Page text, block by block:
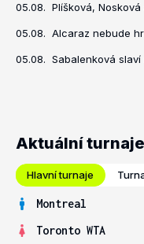
05.08. Plíšková,
05.08. Alcaraz nebude
05.08. Sabalenková
Aktuální turnaje
Hlavní turnaje
Montreal
Toronto WTA